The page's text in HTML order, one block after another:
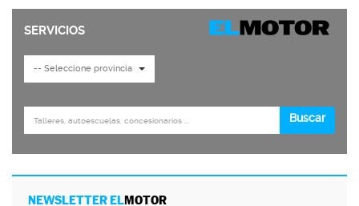
NEWSLETTER ELMOTOR